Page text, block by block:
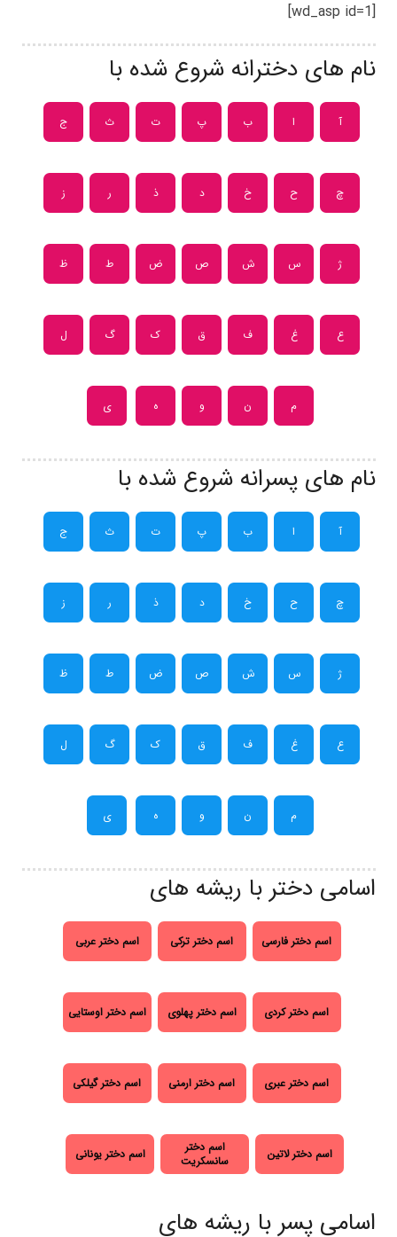
[wd_asp id=1]
نام های دخترانه شروع شده با
آ ا ب پ ت ث ج
چ ح خ د ذ ر ز
ژ س ش ص ض ط ظ
ع غ ف ق ک گ ل
م ن و ه ی
نام های پسرانه شروع شده با
آ ا ب پ ت ث ج
چ ح خ د ذ ر ز
ژ س ش ص ض ط ظ
ع غ ف ق ک گ ل
م ن و ه ی
اسامی دختر با ریشه های
اسم دختر فارسی اسم دختر ترکی اسم دختر عربی
اسم دختر کردی اسم دختر پهلوی اسم دختر اوستایی
اسم دختر عبری اسم دختر ارمنی اسم دختر گیلکی
اسم دختر لاتین
اسم دختر
سانسکریت
اسم دختر یونانی
اسامی پسر با ریشه های